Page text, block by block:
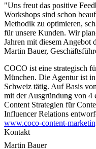
"Uns freut das positive
Workshops sind schon
Methodik zu optimieren,
für unsere Kunden. Wir
Jahren mit diesem Angebot
Martin Bauer,
COCO ist eine strategisch
München. Die Agentur ist
Schweiz tätig. Auf Basis
mit der Ausgründung von 4
Content Strategien für
Influencer Relations
www.coco-content-
Kontakt
Martin Bauer